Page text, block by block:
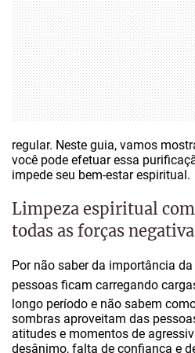
regular. Neste guia, vamos
você pode efetuar essa
impede seu bem-estar espiritual.
Limpeza espiritual
todas as forças
Por não saber da importância
pessoas ficam carregando
longo período e não sabem
sombras aproveitam das
atitudes e momentos de
desânimo, falta de confiança e